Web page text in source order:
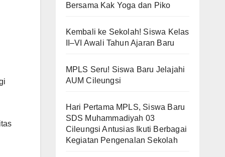
Bersama Kak Yoga dan Piko
Kembali ke Sekolah! Siswa Kelas
II–VI Awali Tahun Ajaran Baru
MPLS Seru! Siswa Baru Jelajahi
AUM Cileungsi
Hari Pertama MPLS, Siswa Baru
SDS Muhammadiyah 03
Cileungsi Antusias Ikuti Berbagai
Kegiatan Pengenalan Sekolah